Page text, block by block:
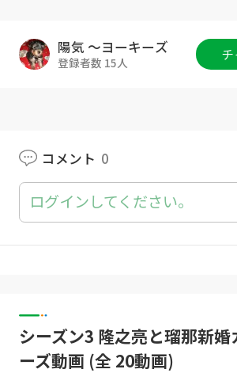
陽気 ～ヨーキーズ
登録者数 15人
コメント 0
ログインしてください。
シーズン3 隆之亮と瑠那新婚
ーズ動画 (全 20動画)